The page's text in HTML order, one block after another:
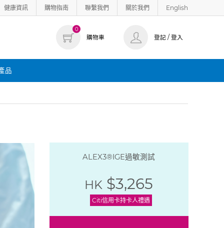
健康資訊 購物指南 聯繫我們 關於我們 English
0
購物車 登記 / 登入
品
ALEX3®IGE過敏測試
HK $3,265
Citi信用卡持卡人禮遇